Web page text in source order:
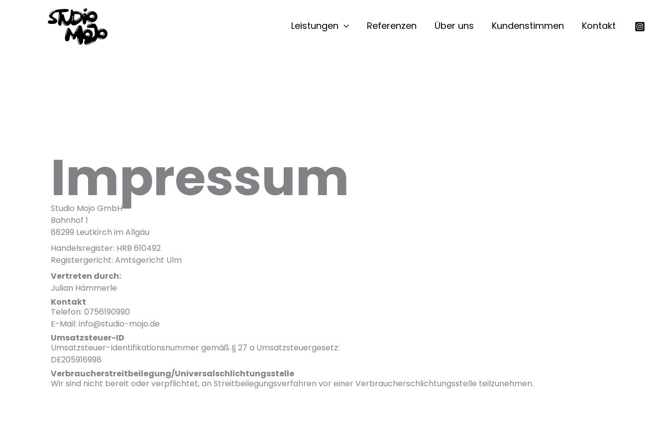
Leistungen Referenzen Über uns Kundenstimmen Kontakt
Impressum
Studio Mojo GmbH
Bahnhof 1
88299 Leutkirch im Allgäu
Handelsregister: HRB 610492
Registergericht: Amtsgericht Ulm
Vertreten durch:
Julian Hämmerle
Kontakt
Telefon: 0756190990
E-Mail: info@studio-mojo.de
Umsatzsteuer-ID
Umsatzsteuer-Identifikationsnummer gemäß § 27 a Umsatzsteuergesetz:
DE205916998
Verbraucher­streit­beilegung/Universal­schlichtungs­stelle
Wir sind nicht bereit oder verpflichtet, an Streitbeilegungsverfahren vor einer Verbraucherschlichtungsstelle teilzunehmen.